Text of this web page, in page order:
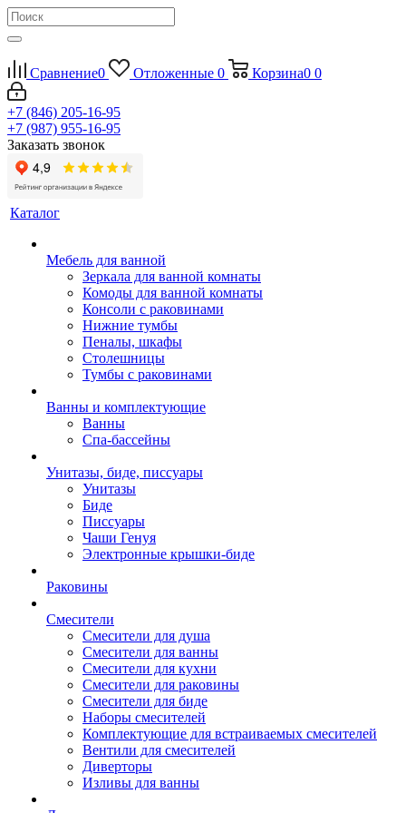
Сравнение0 Отложенные 0 Корзина0 0
+7 (846) 205-16-95
+7 (987) 955-16-95
Заказать звонок
Каталог
Мебель для ванной
Зеркала для ванной комнаты
Комоды для ванной комнаты
Консоли с раковинами
Нижние тумбы
Пеналы, шкафы
Столешницы
Тумбы с раковинами
Ванны и комплектующие
Ванны
Спа-бассейны
Унитазы, биде, писсуары
Унитазы
Биде
Писсуары
Чаши Генуя
Электронные крышки-биде
Раковины
Смесители
Смесители для душа
Смесители для ванны
Смесители для кухни
Смесители для раковины
Смесители для биде
Наборы смесителей
Комплектующие для встраиваемых смесителей
Вентили для смесителей
Диверторы
Изливы для ванны